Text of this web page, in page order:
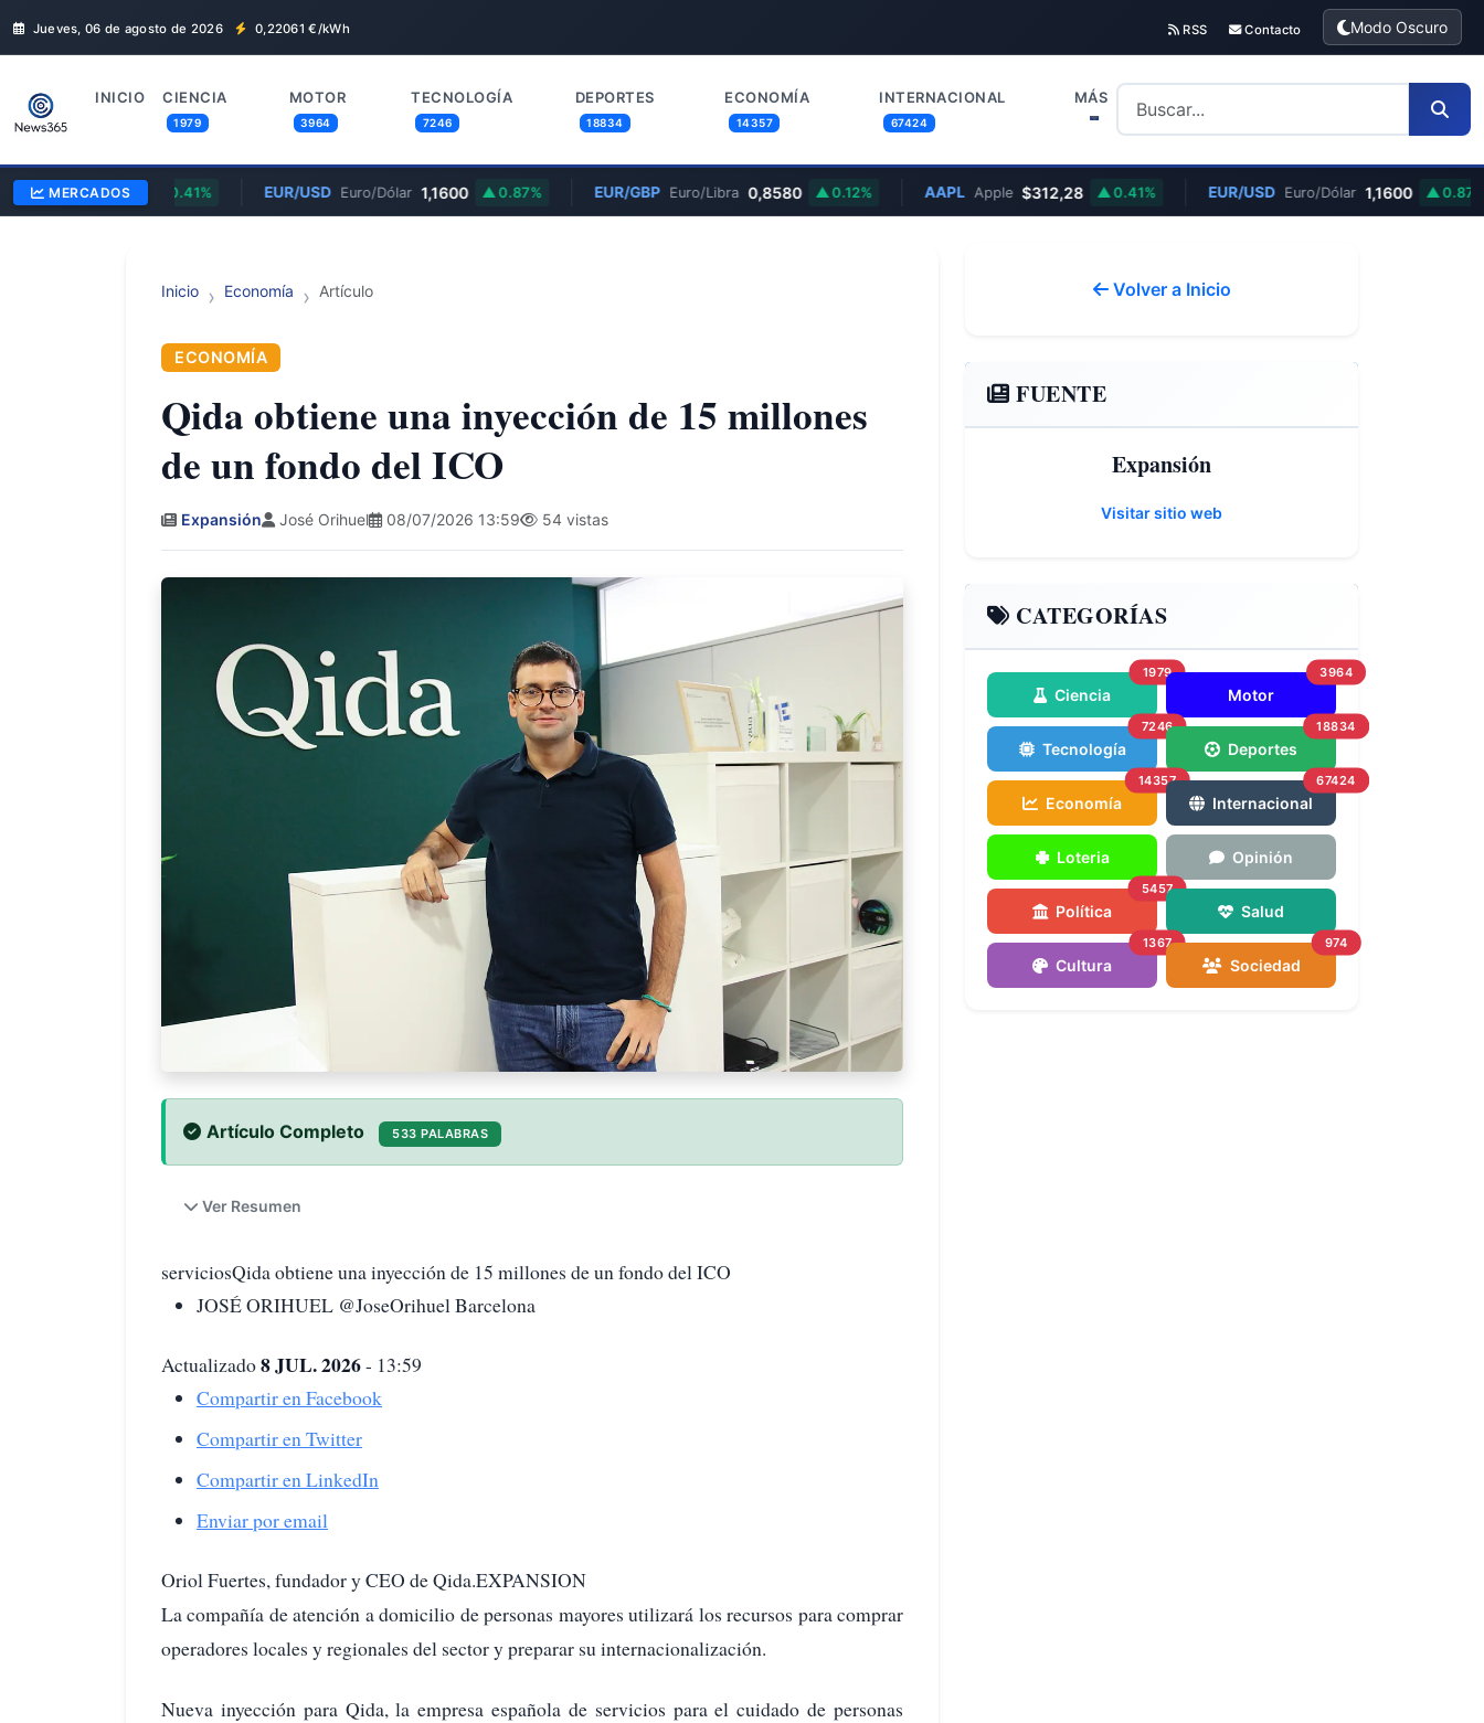
Jueves, 06 de agosto de 2026 0,22061 €/kWh RSS Contacto Modo Oscuro
INICIO CIENCIA
1979
MOTOR
3964
TECNOLOGÍA
7246
DEPORTES
18834
ECONOMÍA
14357
INTERNACIONAL
67424
MÁS
MERCADOS
Apple $312,28 0.41% EUR/USD Euro/Dólar 1,1600 0.87% EUR/GBP Euro/Libra 0,8580 0.12% AAPL Apple $312,28 0.41% EUR/USD Euro/Dólar 1,1600 0.87%
Inicio Economía Artículo
ECONOMÍA
Qida obtiene una inyección de 15 millones
de un fondo del ICO
Expansión José Orihuel 08/07/2026 13:59 54 vistas
Artículo Completo 533 PALABRAS
Ver Resumen
serviciosQida obtiene una inyección de 15 millones de un fondo del ICO
JOSÉ ORIHUEL @JoseOrihuel Barcelona
Actualizado8 JUL. 2026- 13:59
Compartir en Facebook
Compartir en Twitter
Compartir en LinkedIn
Enviar por email
Oriol Fuertes, fundador y CEO de Qida.EXPANSION
La compañía de atención a domicilio de personas mayores utilizará los recursos para comprar
operadores locales y regionales del sector y preparar su internacionalización.
Nueva inyección para Qida, la empresa española de servicios para el cuidado de personas
Volver a Inicio
FUENTE
Expansión
Visitar sitio web
CATEGORÍAS
Ciencia
1979
Motor
3964
Tecnología
7246
Deportes
18834
Economía
14357
Internacional
67424
Loteria Opinión
Política
5457
Salud
Cultura
1367
Sociedad
974